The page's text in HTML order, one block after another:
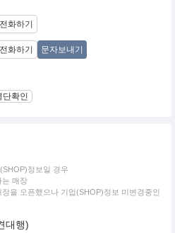
전화하기
전화하기 문자보내기
단확인
정보일 경우
는 매장
을 오픈했으나 기업(SHOP)정보 미변경중인
대행)